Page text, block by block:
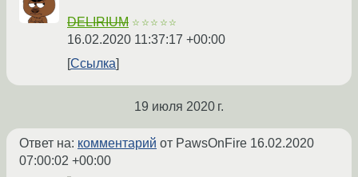
DELIRIUM ☆☆☆☆☆
16.02.2020 11:37:17 +00:00
Ссылка
19 июля 2020 г.
Ответ на: комментарий от PawsOnFire 16.02.2020
07:00:02 +00:00